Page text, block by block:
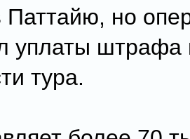
Паттайю, но
уплаты штрафа
тура.